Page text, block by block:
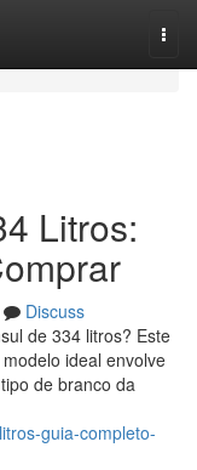
Litros:
Discuss
de 334 litros? Este
ideal envolve
de branco da
guia-completo-